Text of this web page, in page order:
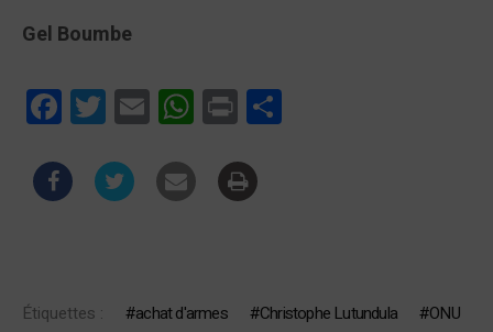
Gel Boumbe
FacebookTwitterEmail WhatsApp
Print
Étiquettes : achat d'armes Christophe Lutundula
ONU